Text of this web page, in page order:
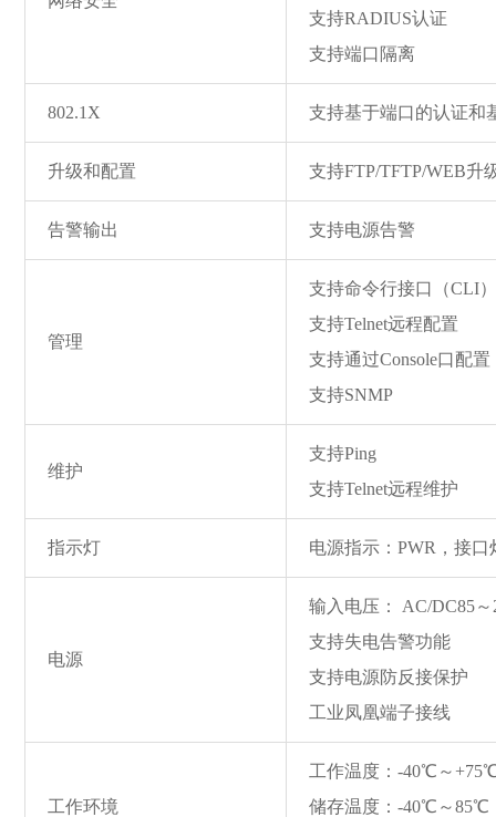
支持RADIUS认证
支持端口隔离
802.1X 支持基于端口的认证和
升级和配置 支持FTP/TFTP/WEB升
告警输出 支持电源告警
管理
支持命令行接口（CLI
支持Telnet远程配置
支持通过Console口配置
支持SNMP
维护
支持Ping
支持Telnet远程维护
指示灯 电源指示：PWR，接
电源
输入电压： AC/DC85～
支持失电告警功能
支持电源防反接保护
工业凤凰端子接线
工作环境
工作温度：-40℃～
储存温度：-40℃～85℃